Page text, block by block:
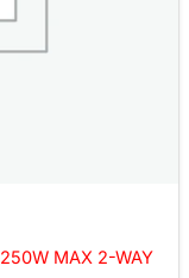
MAX 2-WAY